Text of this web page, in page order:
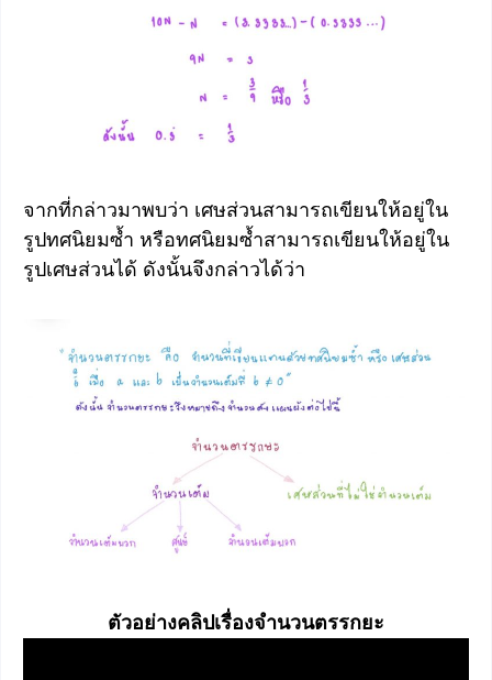
จากที่กล่าวมาพบว่า เศษส่วนสามารถเขียนให้อยู่ใน
รูปทศนิยมซ้ำ หรือทศนิยมซ้ำสามารถเขียนให้อยู่ใน
รูปเศษส่วนได้ ดังนั้นจึงกล่าวได้ว่า
ตัวอย่างคลิปเรื่องจำนวนตรรกยะ